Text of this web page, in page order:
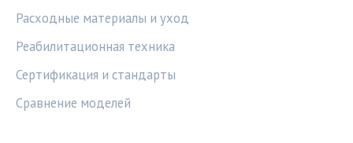
Расходные материалы и уход
Реабилитационная техника
Сертификация и стандарты
Сравнение моделей